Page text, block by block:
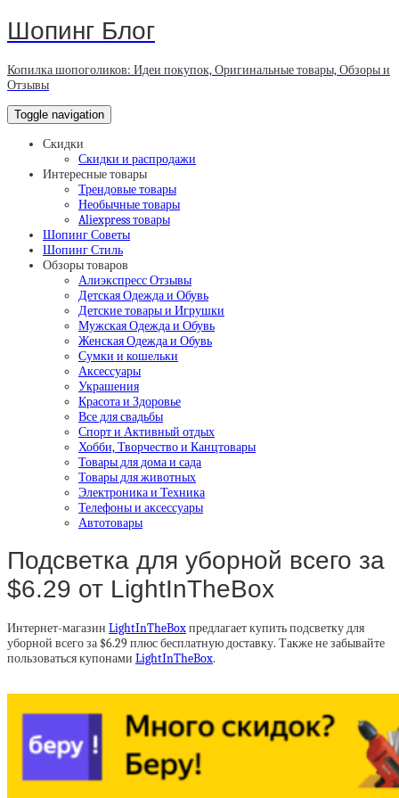
Шопинг Блог
Копилка шопоголиков: Идеи покупок, Оригинальные товары, Обзоры и
Отзывы
Toggle navigation
Скидки
Скидки и распродажи
Интересные товары
Трендовые товары
Необычные товары
Aliexpress товары
Шопинг Советы
Шопинг Стиль
Обзоры товаров
Алиэкспресс Отзывы
Детская Одежда и Обувь
Детские товары и Игрушки
Мужская Одежда и Обувь
Женская Одежда и Обувь
Сумки и кошельки
Аксессуары
Украшения
Красота и Здоровье
Все для свадьбы
Спорт и Активный отдых
Хобби, Творчество и Канцтовары
Товары для дома и сада
Товары для животных
Электроника и Техника
Телефоны и аксессуары
Автотовары
Подсветка для уборной всего за
$6.29 от LightInTheBox
Интернет-магазин LightInTheBoxпредлагает купить подсветку для
уборной всего за $6.29 плюс бесплатную доставку. Также не забывайте
пользоваться купонами LightInTheBox.